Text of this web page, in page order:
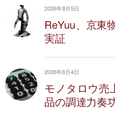
2026年8月5日
ReYuu、京東
実証
2026年8月4日
モノタロウ売
品の調達力奏